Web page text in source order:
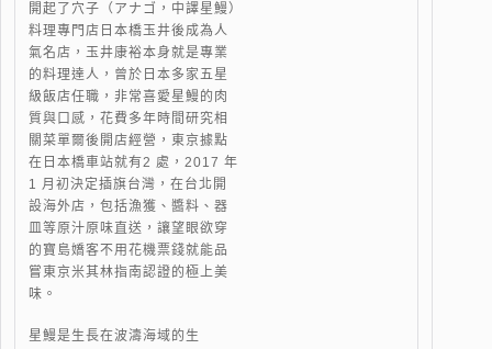
開起了穴子（アナゴ，中譯星鰻）
料理專門店日本橋玉井後成為人
氣名店，玉井康裕本身就是專業
的料理達人，曾於日本多家五星
級飯店任職，非常喜愛星鰻的肉
質與口感，花費多年時間研究相
關菜單爾後開店經營，東京據點
在日本橋車站就有2 處，2017 年
1 月初決定插旗台灣，在台北開
設海外店，包括漁獲、醬料、器
皿等原汁原味直送，讓望眼欲穿
的寶島嬌客不用花機票錢就能品
嘗東京米其林指南認證的極上美
味。
星鰻是生長在波濤海域的生